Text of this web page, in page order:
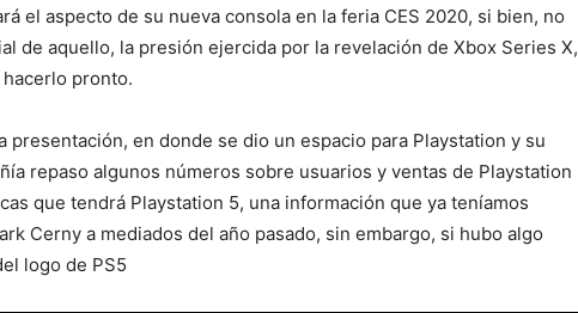
el aspecto de su nueva consola en la feria CES 2020, si bien, no
de aquello, la presión ejercida por la revelación de Xbox Series X,
pronto.
presentación, en donde se dio un espacio para Playstation y su
repaso algunos números sobre usuarios y ventas de Playstation
que tendrá Playstation 5, una información que ya teníamos
Cerny a mediados del año pasado, sin embargo, si hubo algo
logo de PS5